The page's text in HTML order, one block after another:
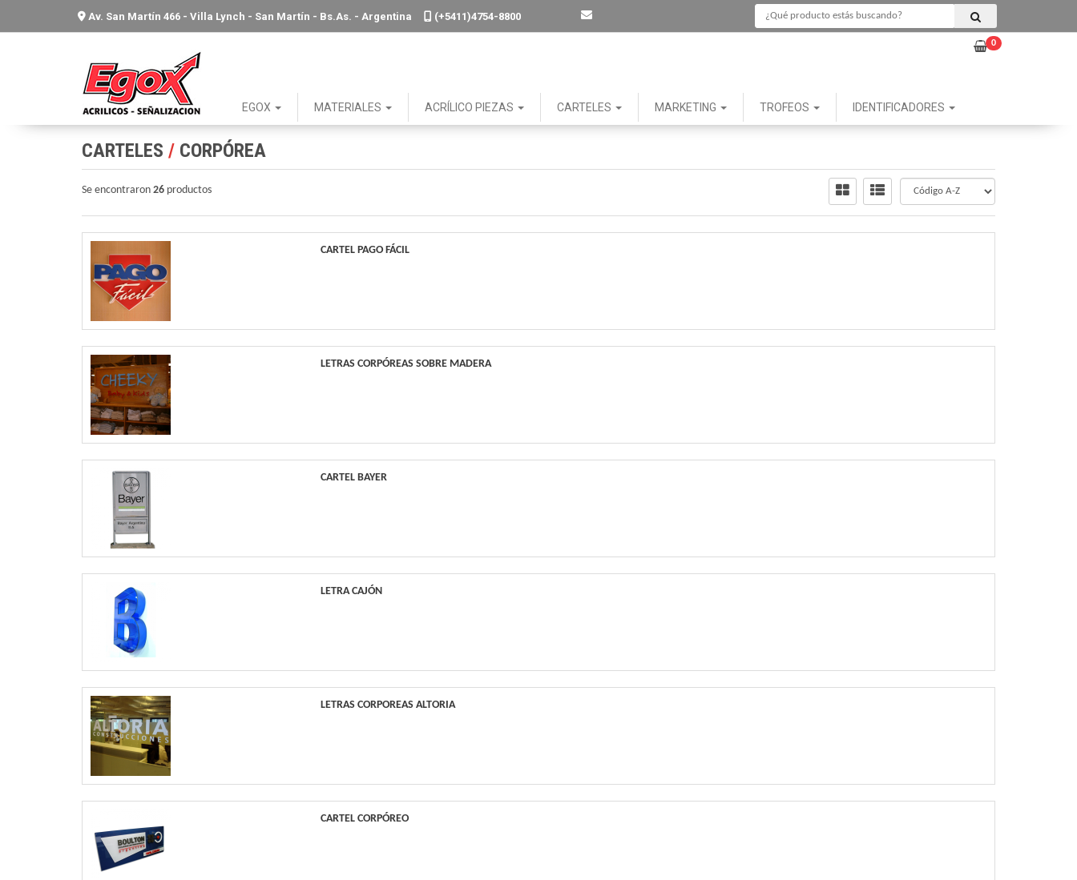
Av. San Martín 466 - Villa Lynch - San Martín - Bs.As. - Argentina (+5411)4754-8800
0
EGOX MATERIALES ACRÍLICO PIEZAS CARTELES MARKETING TROFEOS IDENTIFICADORES
CARTELES / CORPÓREA
Se encontraron 26 productos
CARTEL PAGO FÁCIL
LETRAS CORPÓREAS SOBRE MADERA
CARTEL BAYER
LETRA CAJÓN
LETRAS CORPOREAS ALTORIA
CARTEL CORPÓREO